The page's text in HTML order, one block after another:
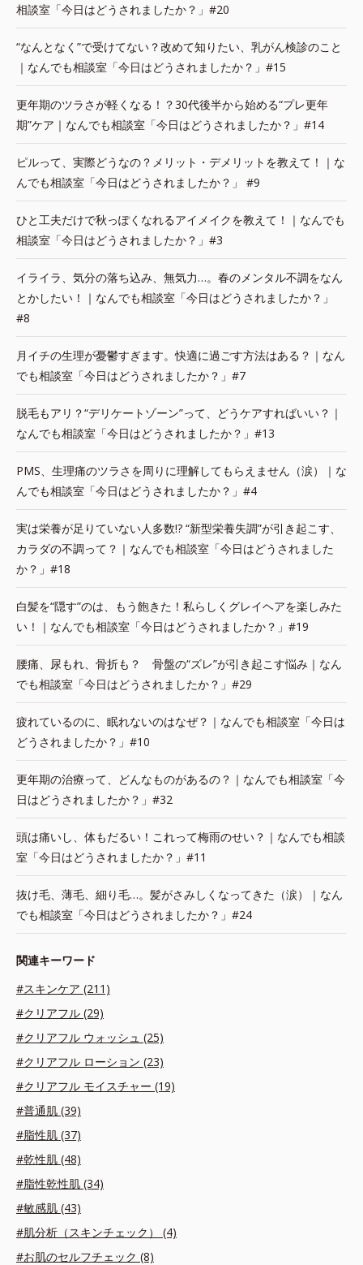
相談室「今日はどうされましたか？」#20
“なんとなく”で受けてない？改めて知りたい、乳がん検診のこと
｜なんでも相談室「今日はどうされましたか？」#15
更年期のツラさが軽くなる！？30代後半から始める“プレ更年
期”ケア｜なんでも相談室「今日はどうされましたか？」#14
ピルって、実際どうなの？メリット・デメリットを教えて！｜な
んでも相談室「今日はどうされましたか？」 #9
ひと工夫だけで秋っぽくなれるアイメイクを教えて！｜なんでも
相談室「今日はどうされましたか？」#3
イライラ、気分の落ち込み、無気力…。春のメンタル不調をなん
とかしたい！｜なんでも相談室「今日はどうされましたか？」
#8
月イチの生理が憂鬱すぎます。快適に過ごす方法はある？｜なん
でも相談室「今日はどうされましたか？」#7
脱毛もアリ？“デリケートゾーン”って、どうケアすればいい？｜
なんでも相談室「今日はどうされましたか？」#13
PMS、生理痛のツラさを周りに理解してもらえません（涙）｜な
んでも相談室「今日はどうされましたか？」#4
実は栄養が足りていない人多数!? “新型栄養失調”が引き起こす、
カラダの不調って？｜なんでも相談室「今日はどうされました
か？」#18
白髪を“隠す”のは、もう飽きた！私らしくグレイヘアを楽しみた
い！｜なんでも相談室「今日はどうされましたか？」#19
腰痛、尿もれ、骨折も？ 骨盤の“ズレ”が引き起こす悩み｜なん
でも相談室「今日はどうされましたか？」#29
疲れているのに、眠れないのはなぜ？｜なんでも相談室「今日は
どうされましたか？」#10
更年期の治療って、どんなものがあるの？｜なんでも相談室「今
日はどうされましたか？」#32
頭は痛いし、体もだるい！これって梅雨のせい？｜なんでも相談
室「今日はどうされましたか？」#11
抜け毛、薄毛、細り毛…。髪がさみしくなってきた（涙）｜なん
でも相談室「今日はどうされましたか？」#24
関連キーワード
#スキンケア (211)
#クリアフル (29)
#クリアフル ウォッシュ (25)
#クリアフル ローション (23)
#クリアフル モイスチャー (19)
#普通肌 (39)
#脂性肌 (37)
#乾性肌 (48)
#脂性乾性肌 (34)
#敏感肌 (43)
#肌分析（スキンチェック） (4)
#お肌のセルフチェック (8)